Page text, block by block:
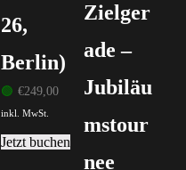
26,
Berlin)
🟢 €249,00
inkl. MwSt.
Jetzt buchen
Zielger
ade –
Jubiläu
mstour
nee